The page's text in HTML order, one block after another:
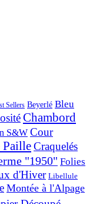
Sellers Beyerlé Bleu
Chambord
S&W Cour
PailleCraquelés
"1950" Folies
d'Hiver Libellule
Montée à l'Alpage